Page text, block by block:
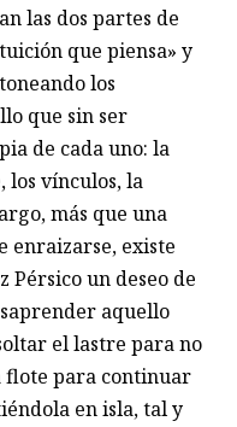
las dos partes de
que piensa» y
los
que sin ser
de cada uno: la
los vínculos, la
más que una
enraizarse, existe
Pérsico un deseo de
aquello
el lastre para no
para continuar
en isla, tal y